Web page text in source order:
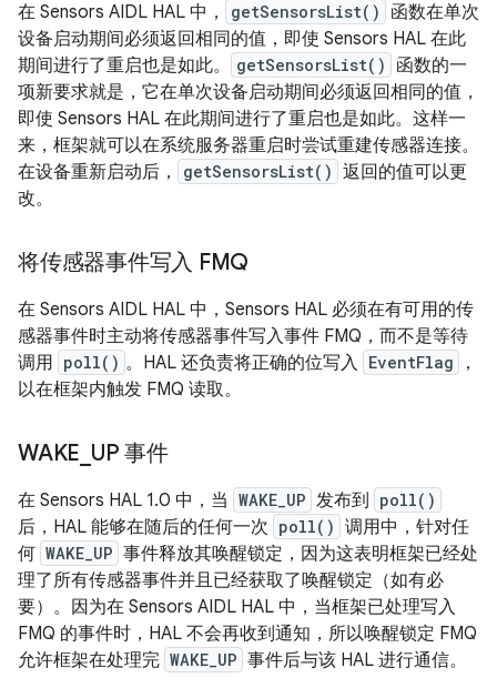
在 Sensors AIDL HAL 中， getSensorsList()
函数在单次
设备启动期间必须返回相同的值，即使 Sensors HAL 在此
期间进行了重启也是如此。
getSensorsList()
函数的一
项新要求就是，它在单次设备启动期间必须返回相同的值，
即使 Sensors HAL 在此期间进行了重启也是如此。这样一
来，框架就可以在系统服务器重启时尝试重建传感器连接。
在设备重新启动后，
getSensorsList() 返回的值可以更
改。
将传感器事件写入 FMQ
在 Sensors AIDL HAL 中，Sensors HAL 必须在有可用的传
感器事件时主动将传感器事件写入事件 FMQ，而不是等待
调用 poll() 。HAL 还负责将正确的位写入 EventFlag
，
以在框架内触发 FMQ 读取。
WAKE UP 事件
在 Sensors HAL 1.0 中，当 WAKE_UP 发布到 poll()
后，HAL 能够在随后的任何一次 poll() 调用中，针对任
何 WAKE_UP 事件释放其唤醒锁定，因为这表明框架已经处
理了所有传感器事件并且已经获取了唤醒锁定（如有必
要）。因为在 Sensors AIDL HAL 中，当框架已处理写入
FMQ 的事件时，HAL 不会再收到通知，所以唤醒锁定 FMQ
允许框架在处理完 WAKE_UP 事件后与该 HAL 进行通信。